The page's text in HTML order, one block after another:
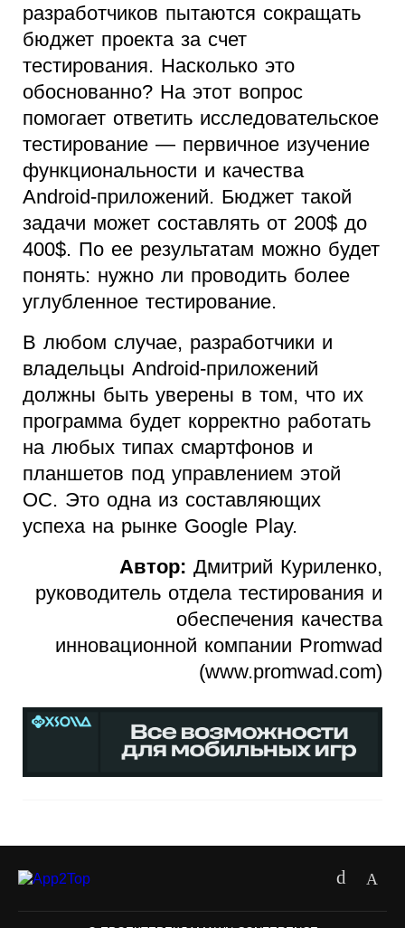
разработчиков пытаются сокращать
бюджет проекта за счет
тестирования. Насколько это
обоснованно? На этот вопрос
помогает ответить исследовательское
тестирование — первичное изучение
функциональности и качества
Android-приложений. Бюджет такой
задачи может составлять от 200$ до
400$. По ее результатам можно будет
понять: нужно ли проводить более
углубленное тестирование.
В любом случае, разработчики и
владельцы Android-приложений
должны быть уверены в том, что их
программа будет корректно работать
на любых типах смартфонов и
планшетов под управлением этой
ОС. Это одна из составляющих
успеха на рынке Google Play.
Автор: Дмитрий Куриленко,
руководитель отдела тестирования и
обеспечения качества
инновационной компании Promwad
(www.promwad.com)